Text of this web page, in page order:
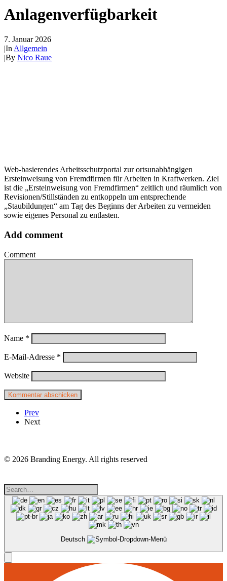
Anlagenverfügbarkeit
7. Januar 2026
|In Allgemein
|By Nico Raue
Web-basierendes Arbeitsschutzportal zur ortsunabhängigen
Ersteinweisung von Fremdfirmen für Arbeiten in Kraftwerken. Ziel
ist die „Ersteinweisung von Fremdfirmen“ zeitlich und räumlich von
Revisionen/Stillständen zu entkoppeln um entsprechende
„Staubildungen“ am Tag des Beginns der Arbeiten zu vermeiden
sowie eigenes Personal zu entlasten.
Add comment
Comment
Name *
E-Mail-Adresse *
Website
Prev
Next
© 2026 Branding Energy. All rights reserved
Deutsch